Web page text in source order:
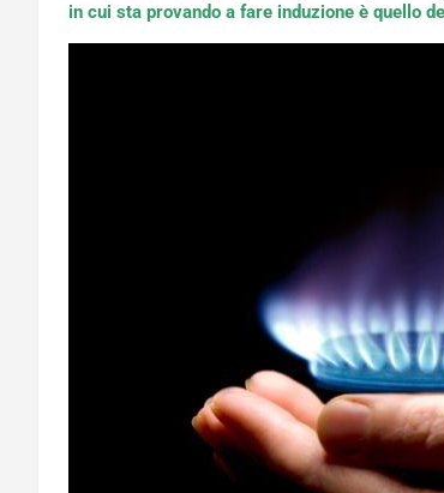
in cui sta provando a fare induzione è quello